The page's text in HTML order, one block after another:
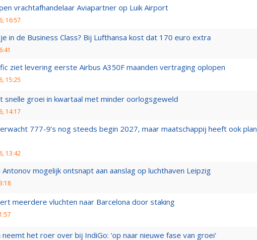
vrachtafhandelaar Aviapartner op Luik Airport
16:57
in de Business Class? Bij Lufthansa kost dat 170 euro extra
ziet levering eerste Airbus A350F maanden vertraging oplopen
15:25
snelle groei in kwartaal met minder oorlogsgeweld
14:17
777-9’s nog steeds begin 2027, maar maatschappij heeft ook plan
13:42
mogelijk ontsnapt aan aanslag op luchthaven Leipzig
meerdere vluchten naar Barcelona door staking
neemt het roer over bij IndiGo: 'op naar nieuwe fase van groei'